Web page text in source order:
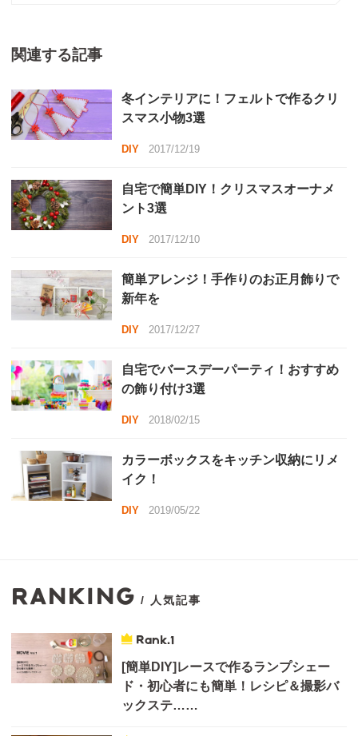
関連する記事
冬インテリアに！フェルトで作るクリ
スマス小物3選
DIY 2017/12/19
自宅で簡単DIY！クリスマスオーナメ
ント3選
DIY 2017/12/10
簡単アレンジ！手作りのお正月飾りで
新年を
DIY 2017/12/27
自宅でバースデーパーティ！おすすめ
の飾り付け3選
DIY 2018/02/15
カラーボックスをキッチン収納にリメ
イク！
DIY 2019/05/22
RANKING / 人気記事
Rank.
[簡単DIY]レースで作るランプシェー
ド・初心者にも簡単！レシピ＆撮影バ
ックステ……